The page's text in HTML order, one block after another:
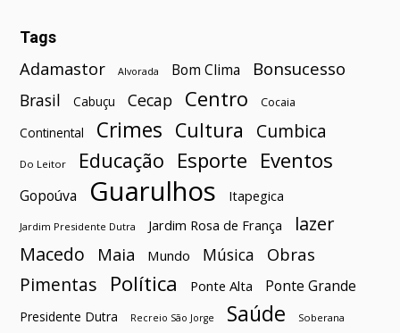
Tags
Adamastor Alvorada Bom Clima Bonsucesso
Brasil Cabuçu Cecap Centro Cocaia
Continental Crimes Cultura Cumbica
Do Leitor Educação Esporte Eventos
Gopoúva Guarulhos Itapegica
Jardim Presidente Dutra Jardim Rosa de França
lazer
Macedo
Maia Mundo Música Obras
Pimentas Política Ponte Alta Ponte Grande
Presidente Dutra Recreio São Jorge Saúde Soberana